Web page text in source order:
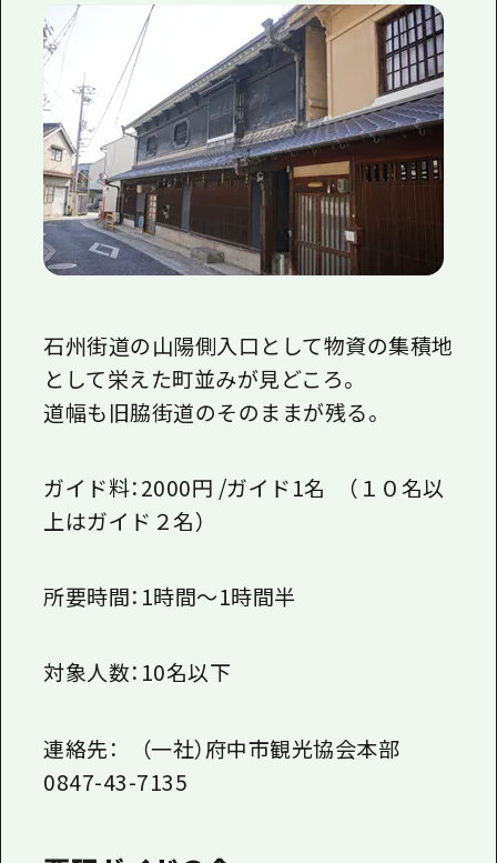
石州街道の山陽側入口として物資の集積地
として栄えた町並みが見どころ。
道幅も旧脇街道のそのままが残る。
ガイド料：2000円 /ガイド1名 （１０名以
上はガイド２名）
所要時間：1時間～1時間半
対象人数：10名以下
連絡先： （一社）府中市観光協会本部
0847-43-7135